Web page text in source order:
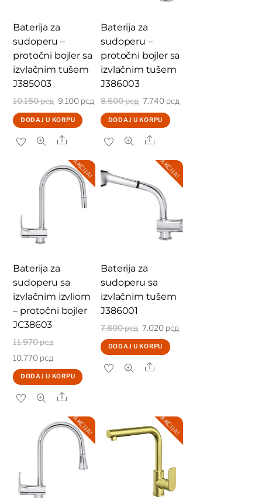
Baterija za
sudoperu –
protočni bojler sa
izvlačnim tušem
J385003
10.150рсд Originalna
cena
10.150 рсд.
9.100 рсд Trenutna
cena
9.100 рсд.
DODAJ U KORPU
Share
Baterija za
sudoperu –
protočni bojler sa
izvlačnim tušem
J386003
8.600рсд Originalna
cena
8.600 рсд.
7.740 рсд
DODAJ U KORPU
Share
AKCIJA!
Baterija za
sudoperu sa
izvlačnim izvliom
– protočni bojler
JC38603
11.970рсд
je
10.770 рсд
cena
DODAJ U KORPU
Share
AKCIJA!
Baterija za
sudoperu sa
izvlačnim tušem
J386001
7.800рсд Originalna
cena
7.020 рсд
DODAJ U KORPU
Share
AKCIJA! AKCIJA!